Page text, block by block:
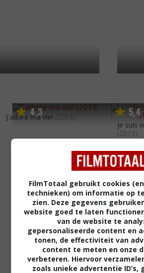
4,3
J'adore ma vie! (2013) 5,4
Je suis
(2013)
FilmTotaal gebruikt cookies
technieken) om informatie op
zien. Deze gegevens
website goed te laten
van de website te
gepersonaliseerde content en
tonen, de effectiviteit van
content te meten en onze
verbeteren. Hiervoor
zoals unieke advertentie ID’s,